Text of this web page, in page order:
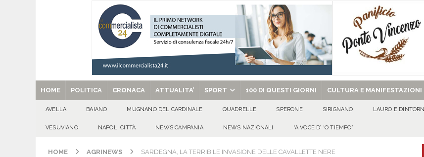
[ 06/08/2026 ] VALLESACCARDA, torna CumVivere: la tavola come simbolo di condivisione, armonia e bellezza.
E MANIFESTAZIONI
[ 29/08/2025 ] SANT’Oggi. Venerdì 29 agosto la chiesa celebra il Martirio di san Giovanni Battista e santa Sabina EVIDENZA
HOME POLITICA CRONACA ATTUALITA’ SPORT 100 DI QUESTI GIORNI CULTURA E MANIFESTAZIONI
AVELLA BAIANO MUGNANO DEL CARDINALE QUADRELLE SPERONE SIRIGNANO LAURO E DINTORNI
VESUVIANO NAPOLI CITTÀ NEWS CAMPANIA NEWS NAZIONALI “A VOCE D’ ‘O TIEMPO”
HOME AGRINEWS SARDEGNA, LA TERRIBILE INVASIONE DELLE CAVALLETTE NERE